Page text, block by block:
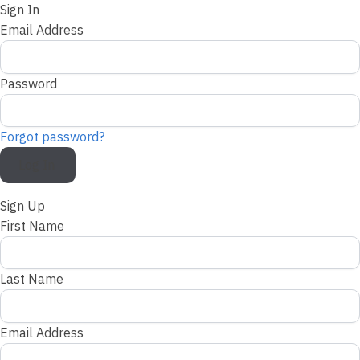
Sign In
Email Address
Password
Forgot password?
Sign Up
First Name
Last Name
Email Address